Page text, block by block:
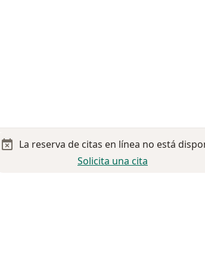
La reserva de citas en línea no está
Solicita una cita